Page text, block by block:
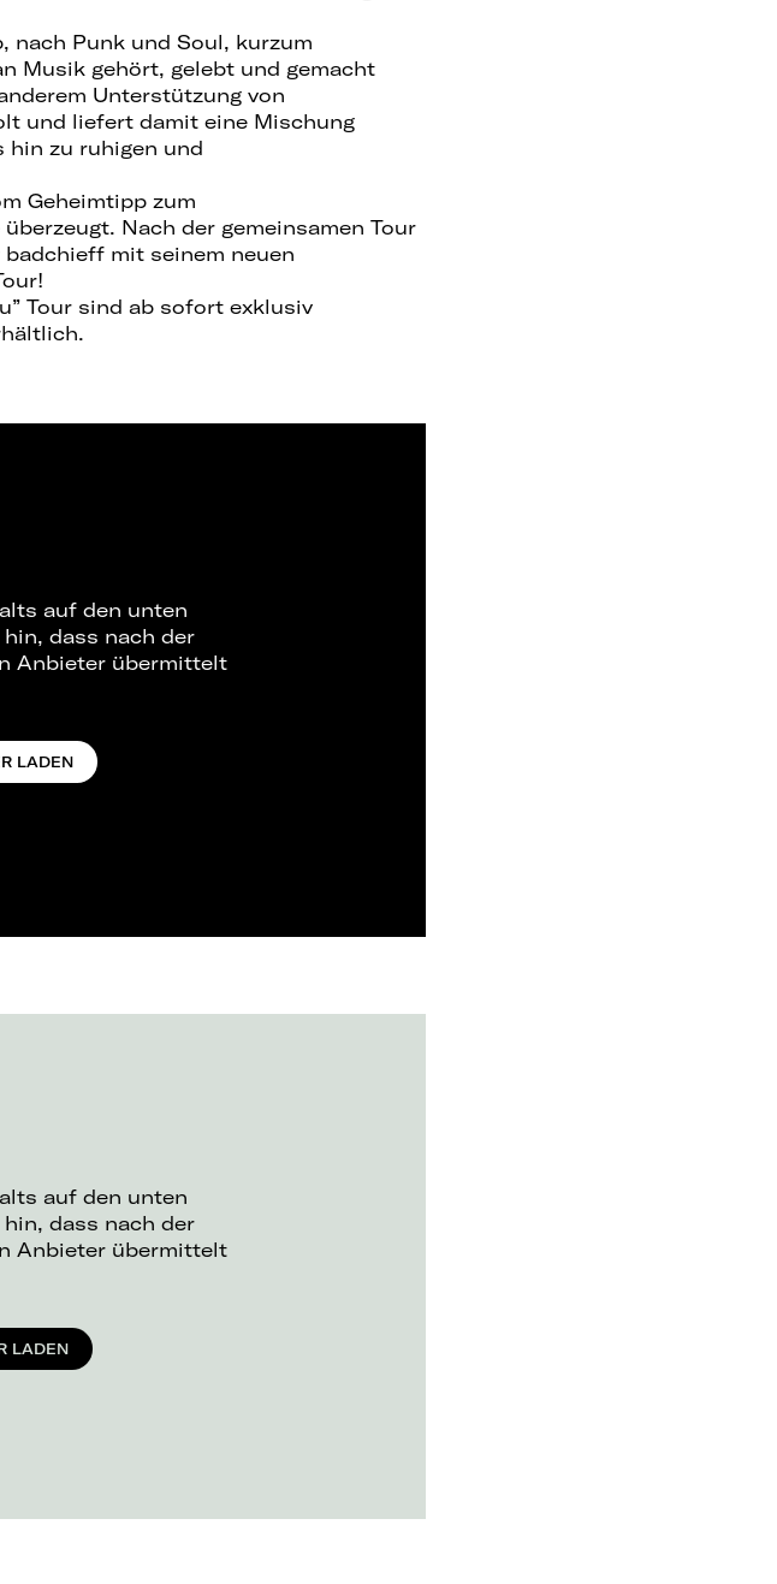
nach Punk und Soul, kurzum
Musik gehört, gelebt und gemacht
Unterstützung von
und liefert damit eine Mischung
hin zu ruhigen und
Geheimtipp zum
Nach der gemeinsamen Tour
mit seinem neuen
Tour sind ab sofort exklusiv
auf den unten
dass nach der
Anbieter übermittelt
LADEN
auf den unten
dass nach der
Anbieter übermittelt
LADEN